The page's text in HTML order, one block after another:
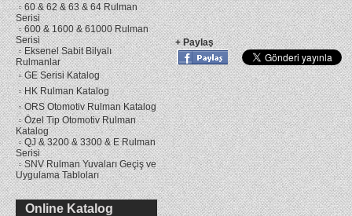
60 & 62 & 63 & 64 Rulman
Serisi
600 & 1600 & 61000 Rulman
Serisi
Eksenel Sabit Bilyalı
Rulmanlar
GE Serisi Katalog
HK Rulman Katalog
ORS Otomotiv Rulman Katalog
Özel Tip Otomotiv Rulman
Katalog
QJ & 3200 & 3300 & E Rulman
Serisi
SNV Rulman Yuvaları Geçiş ve
Uygulama Tabloları
Online Katalog
+ Paylaş